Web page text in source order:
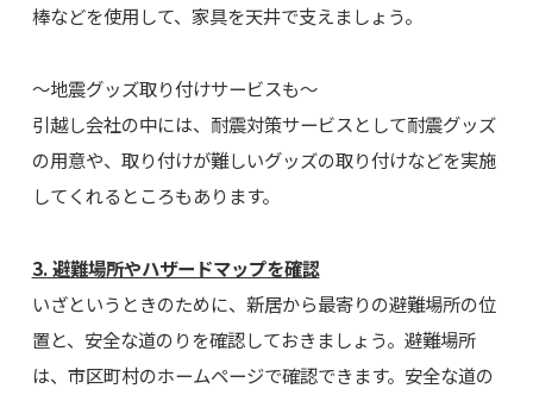
棒などを使用して、家具を天井で支えましょう。
～地震グッズ取り付けサービスも～
引越し会社の中には、耐震対策サービスとして耐震グッズ
の用意や、取り付けが難しいグッズの取り付けなどを実施
してくれるところもあります。
3. 避難場所やハザードマップを確認
いざというときのために、新居から最寄りの避難場所の位
置と、安全な道のりを確認しておきましょう。避難場所
は、市区町村のホームページで確認できます。安全な道の